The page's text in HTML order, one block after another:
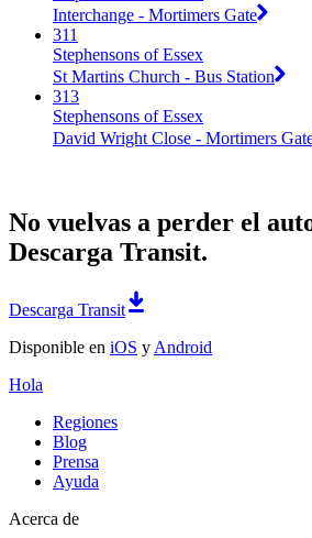
Interchange - Mortimers Gate
311
Stephensons of Essex
St Martins Church - Bus Station
313
Stephensons of Essex
David Wright Close - Mortimers
No vuelvas a perder el
Descarga Transit.
Descarga Transit
Disponible en iOS y Android
Hola
Regiones
Blog
Prensa
Ayuda
Acerca de